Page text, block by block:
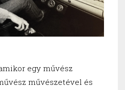
egy művész
művészetével és